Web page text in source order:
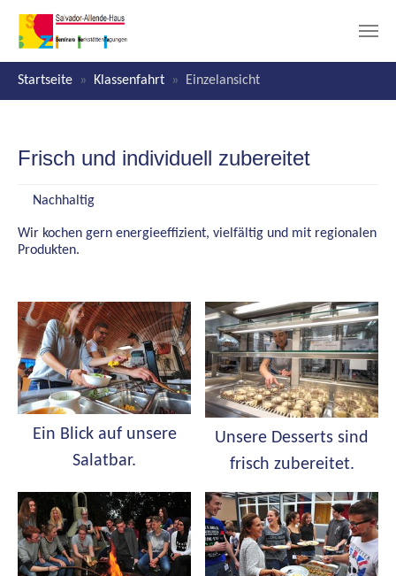
Startseite
Klassenfahrt Einzelansicht
Frisch und individuell zubereitet
Nachhaltig
Wir kochen gern energieeffizient, vielfältig und mit regionalen
Produkten.
Ein Blick auf unsere
Salatbar.
Unsere Desserts sind
frisch zubereitet.